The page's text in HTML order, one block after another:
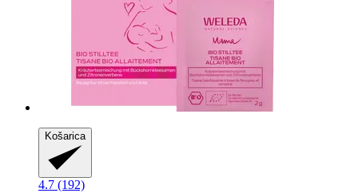
Košarica
4.7 (192)